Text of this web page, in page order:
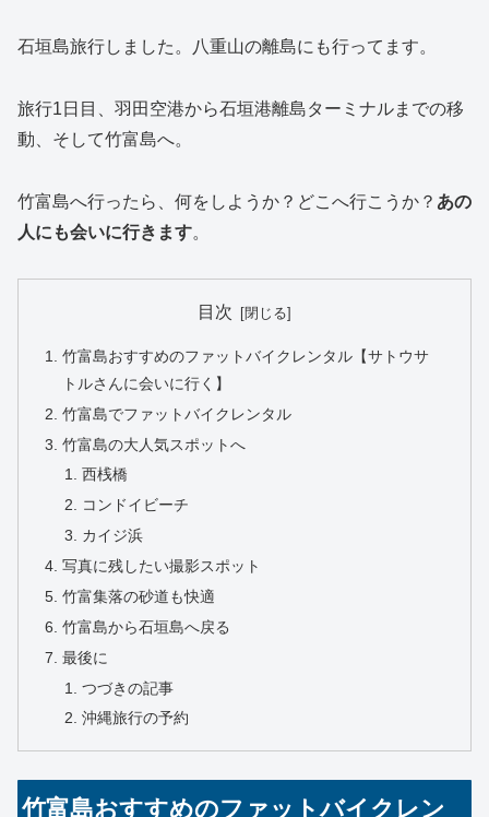
石垣島旅行しました。八重山の離島にも行ってます。
旅行1日目、羽田空港から石垣港離島ターミナルまでの移
動、そして竹富島へ。
竹富島へ行ったら、何をしようか？どこへ行こうか？ あの
人にも会いに行きます。
目次
竹富島おすすめのファットバイクレンタル【サトウサ
トルさんに会いに行く】
竹富島でファットバイクレンタル
竹富島の大人気スポットへ
西桟橋
コンドイビーチ
カイジ浜
写真に残したい撮影スポット
竹富集落の砂道も快適
竹富島から石垣島へ戻る
最後に
つづきの記事
沖縄旅行の予約
竹富島おすすめのファットバイクレン